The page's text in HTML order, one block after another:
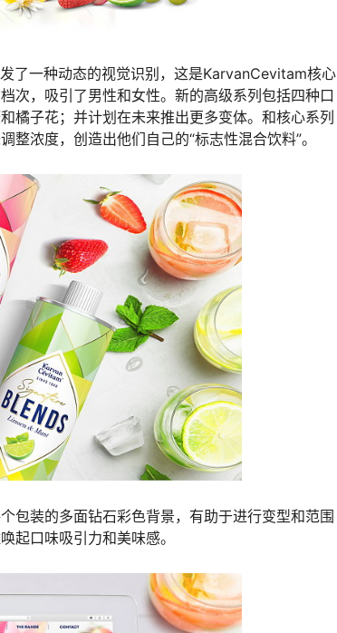
了一种动态的视觉识别，这是KarvanCevitam核心
次，吸引了男性和女性。新的高级系列包括四种口
橘子花；并计划在未来推出更多变体。和核心系列
浓度，创造出他们自己的“标志性混合饮料”。
包装的多面钻石彩色背景，有助于进行变型和范围
起口味吸引力和美味感。